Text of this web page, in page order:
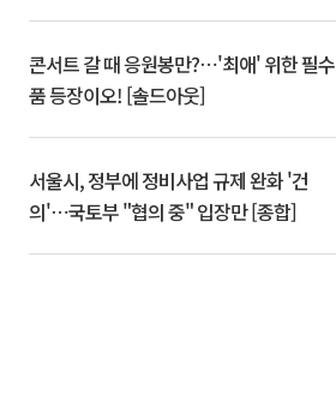
콘서트 갈 때 응원봉만?⋯'최애' 위한 필수
품 등장이오! [솔드아웃]
서울시, 정부에 정비사업 규제 완화 '건
의'⋯국토부 "협의 중" 입장만 [종합]